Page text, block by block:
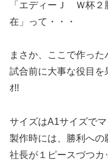
「エディーＪ Ｗ杯２
在」って・・・
まさか、ここで作った
試合前に大事な役目
ｵ!!
サイズはA1サイズで
製作時には、勝利への
社長が１ピースづつカ